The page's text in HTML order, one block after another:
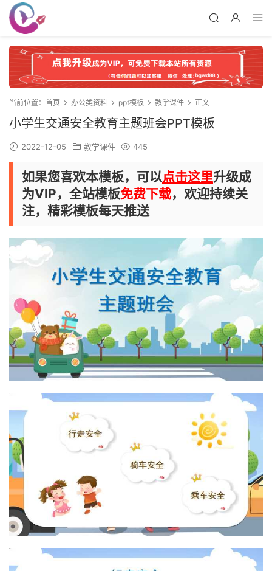
当前位置： 首页 办公类资料 ppt模板 教学课件 正文
小学生交通安全教育主题班会PPT模板
2022-12-05 教学课件 445
如果您喜欢本模板，可以点击这里升级成
为VIP，全站模板免费下载，欢迎持续关
注，精彩模板每天推送